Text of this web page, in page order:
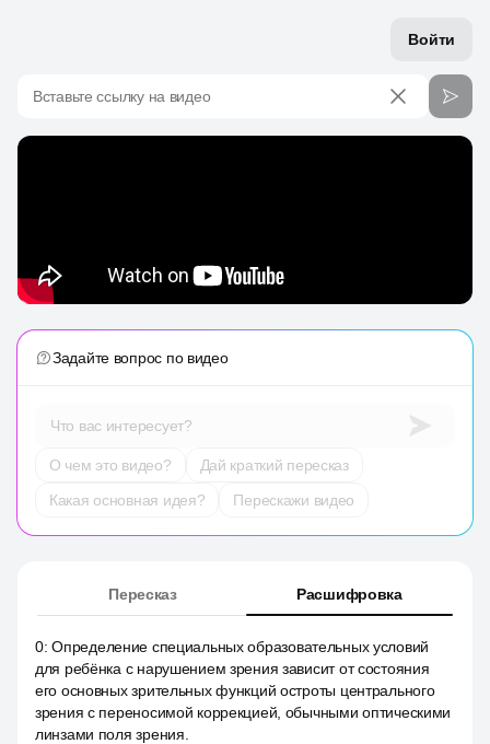
Войти
Вставьте ссылку на видео
Задайте вопрос по видео
Что вас интересует?
О чем это видео?
Дай краткий пересказ
Какая основная идея?
Перескажи видео
Пересказ Расшифровка
0:Определение специальных образовательных условий
для ребёнка с нарушением зрения зависит от состояния
его основных зрительных функций остроты центрального
зрения с переносимой коррекцией, обычными оптическими
линзами поля зрения.